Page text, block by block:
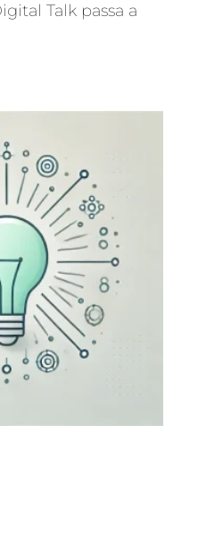
Talk passa a